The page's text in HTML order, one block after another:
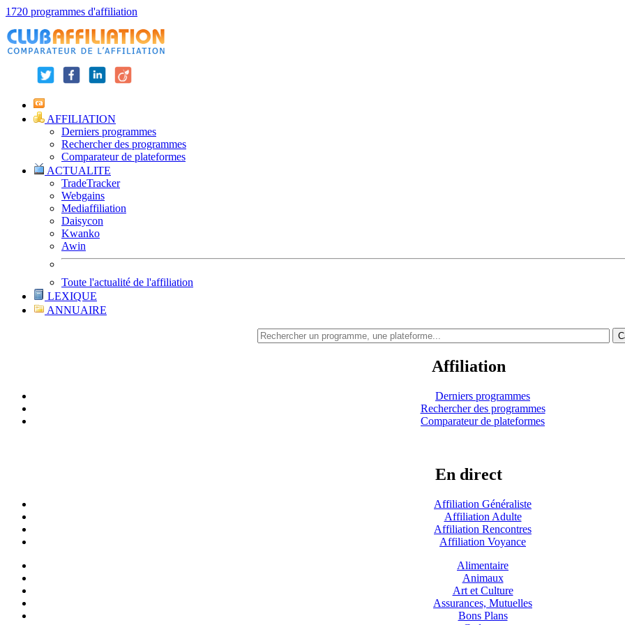
1720 programmes d'affiliation
AFFILIATION
Derniers programmes
Rechercher des programmes
Comparateur de plateformes
ACTUALITE
TradeTracker
Webgains
Mediaffiliation
Daisycon
Kwanko
Awin
Toute l'actualité de l'affiliation
LEXIQUE
ANNUAIRE
Affiliation
Derniers programmes
Rechercher des programmes
Comparateur de plateformes
En direct
Affiliation Généraliste
Affiliation Adulte
Affiliation Rencontres
Affiliation Voyance
Alimentaire
Animaux
Art et Culture
Assurances, Mutuelles
Bons Plans